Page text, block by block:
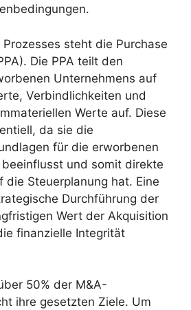
steht die Purchase
Die PPA teilt den
Unternehmens auf
Verbindlichkeiten und
Werte auf. Diese
da sie die
für die erworbenen
und somit direkte
die Steuerplanung hat. Eine
Durchführung der
Wert der Akquisition
finanzielle Integrität
50% der M&A-
ihre gesetzten Ziele. Um